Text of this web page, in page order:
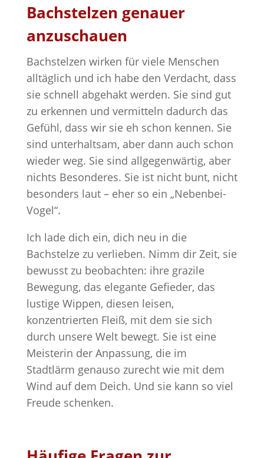
Bachstelzen genauer
anzuschauen
Bachstelzen wirken für viele Menschen
alltäglich und ich habe den Verdacht, dass
sie schnell abgehakt werden. Sie sind gut
zu erkennen und vermitteln dadurch das
Gefühl, dass wir sie eh schon kennen. Sie
sind unterhaltsam, aber dann auch schon
wieder weg. Sie sind allgegenwärtig, aber
nichts Besonderes. Sie ist nicht bunt, nicht
besonders laut – eher so ein „Nebenbei-
Vogel“.
Ich lade dich ein, dich neu in die
Bachstelze zu verlieben. Nimm dir Zeit, sie
bewusst zu beobachten: ihre grazile
Bewegung, das elegante Gefieder, das
lustige Wippen, diesen leisen,
konzentrierten Fleiß, mit dem sie sich
durch unsere Welt bewegt. Sie ist eine
Meisterin der Anpassung, die im
Stadtlärm genauso zurecht wie mit dem
Wind auf dem Deich. Und sie kann so viel
Freude schenken.